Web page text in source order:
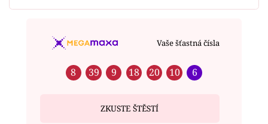
Vaše šťastná čísla
8 39 9 18 20 10 6
ZKUSTE ŠTĚSTÍ